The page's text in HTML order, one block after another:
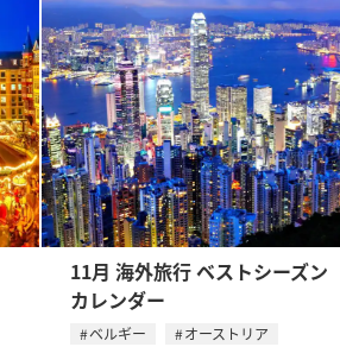
11月 海外旅行 ベストシーズン
カレンダー
ベルギー
オーストリア